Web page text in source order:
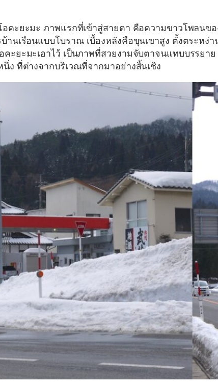
คะยะมะ ภาพแรกที่เข้าสู่สายตา คือความขาวโพลนขอ
านเรือนแบบโบราณ เบื้องหลังคือขุนเขาสูง ตั้งตระหง่า
ะยะมะเอาไว้ เป็นภาพที่สวยงามจับตาจนแทบบรรยาย
ง ที่ต่างจากบริเวณที่จากมาอย่างสิ้นเชิง